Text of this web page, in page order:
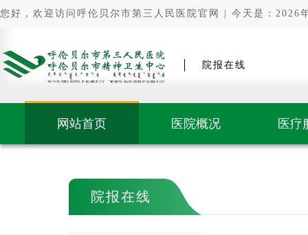
您好，欢迎访问呼伦贝尔市第三人民医院官网 | 今天是：2026
院报在线
网站首页 医院概况 医疗
院报在线